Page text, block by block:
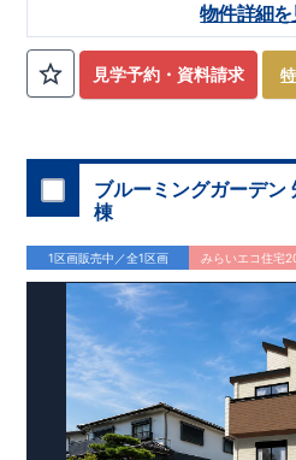
分 新栄バス停まで徒歩4分​ ​
下旬完成予定
来場予約：Web： TEL:0564-57-
物件のおすすめポイント
洗濯物を外に干せない日も安心の【
可動棚】と【 室内物干付き
】で
雨の日でも安心できる【
ー バ
たっぷり収納の【
インク
全居室 クロー ゼ ット 】付きなの
屋を広く使用できます。
東栄住宅の家づくりへのこだわり
詳しくはクリック !) ・国が定めた7
見学予約・資料請求
物件詳細を
ブルーミングガーデン
棟
1区画販売中／全1区画 みらいエコ住宅